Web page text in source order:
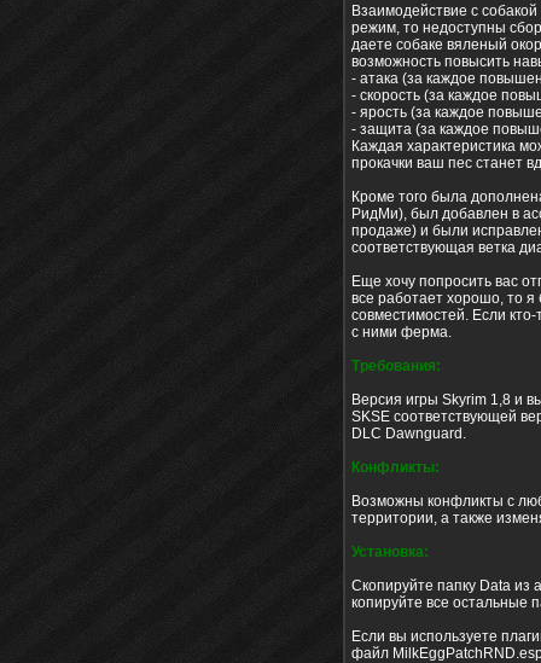
Взаимодействие с
режим, то недоступны
даете собаке вяленый
возможность повысить
- атака (за каждое
- скорость (за каждое
- ярость (за каждое
- защита (за каждое
Каждая характеристика
прокачки ваш пес станет
Кроме того была
РидМи), был добавлен в
продаже) и были
соответствующая ветка
Еще хочу попросить вас
все работает хорошо, то
совместимостей. Если
с ними ферма.
Требования:
Версия игры Skyrim 1,8 и
SKSE соответствующей
DLC Dawnguard.
Конфликты:
Возможны конфликты с
территории, а также
Установка:
Скопируйте папку Data из
копируйте все остальные
Если вы используете
файл